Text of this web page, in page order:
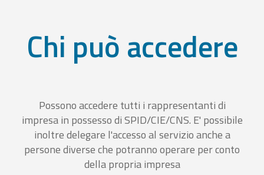
Chi può accedere
Possono accedere tutti i rappresentanti di
impresa in possesso di SPID/CIE/CNS. E' possibile
inoltre delegare l'accesso al servizio anche a
persone diverse che potranno operare per conto
della propria impresa